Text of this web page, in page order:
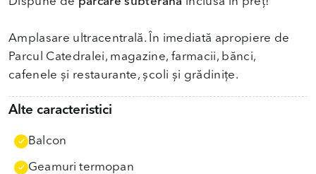
Amplasare ultracentrală. În imediată apropiere de
Parcul Catedralei, magazine, farmacii, bănci,
cafenele și restaurante, școli și grădinițe.
Alte caracteristici
Balcon
Geamuri termopan